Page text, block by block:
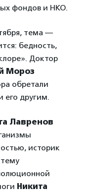
фондов и НКО.
тема —
бедность,
Доктор
Мороз
обретали
его другим.
Лавренов
историк
Никита